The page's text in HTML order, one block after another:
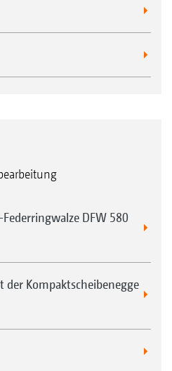
DFW 580
Kompaktscheibenegge